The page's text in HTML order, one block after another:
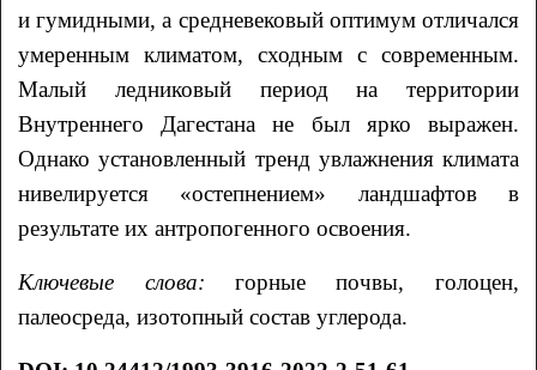
и гумидными, а средневековый оптимум отличался
умеренным климатом, сходным с современным.
Малый ледниковый период на территории
Внутреннего Дагестана не был ярко выражен.
Однако установленный тренд увлажнения климата
нивелируется «остепнением» ландшафтов в
результате их антропогенного освоения.
Ключевые слова: горные почвы, голоцен,
палеосреда, изотопный состав углерода.